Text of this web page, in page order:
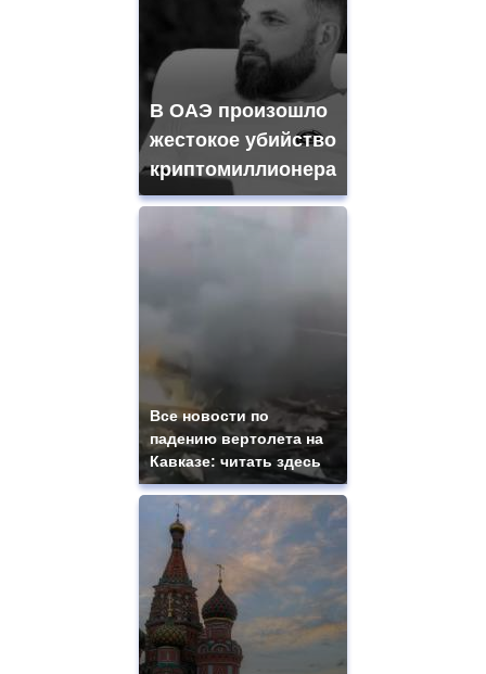
В ОАЭ произошло
жестокое убийство
криптомиллионера
Все новости по
падению вертолета на
Кавказе: читать здесь